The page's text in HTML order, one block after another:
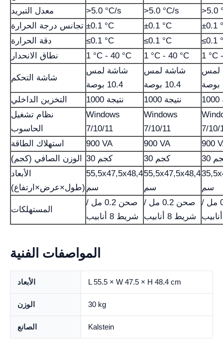
معدل التبريد
>5.0 °C/s >5.0 °C/s
>5.0
تجانس درجة الحرارة ±0.1 °C ±0.1 °C
±0.1
دقة الحرارة
≤0.1 °C ≤0.1 °C
≤0.1
نطاق الانحدار
1 °C - 40 °C 1 °C - 40 °C 1 °C
شاشة التحكم
شاشة لمس
10.4 بوصة
شاشة لمس
10.4 بوصة
لمس
التخزين الداخلي
1000 نتيجة 1000 نتيجة
نظام تشغيل
الحاسوب
Windows
7/10/11
Windows
7/10/11
7/10/
استهلاك الطاقة
900 VA 900 VA
900
الوزن الصافي (كجم)
30 كجم 30 كجم
كجم
الأبعاد
(طول×عرض×ارتفاع)
55,5x47,5x48,4
سم
55,5x47,5x48,4
سم
سم
المستهلكات
صحن 0.2 مل /
شريط 8 أنابيب
صحن 0.2 مل /
شريط 8 أنابيب
صحن 0.2 مل /
المواصفات الفنية
الأبعاد L 55.5 × W 47.5 × H 48.4 cm
الوزن 30 kg
الصانع Kalstein